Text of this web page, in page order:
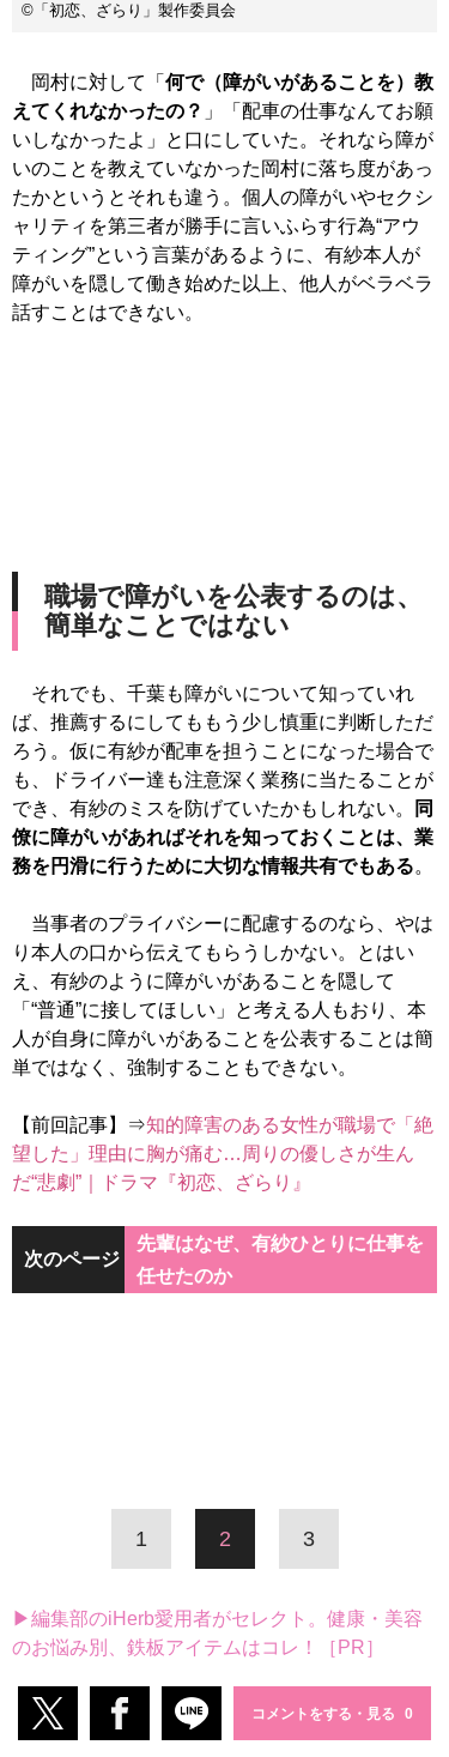
©「初恋、ざらり」製作委員会
岡村に対して「 何で（障がいがあることを）教
えてくれなかったの？ 」「配車の仕事なんてお願
いしなかったよ」と口にしていた。それなら障が
いのことを教えていなかった岡村に落ち度があっ
たかというとそれも違う。個人の障がいやセクシ
ャリティを第三者が勝手に言いふらす行為“アウ
ティング”という言葉があるように、有紗本人が
障がいを隠して働き始めた以上、他人がベラベラ
話すことはできない。
職場で障がいを公表するのは、
簡単なことではない
それでも、千葉も障がいについて知っていれ
ば、推薦するにしてももう少し慎重に判断しただ
ろう。仮に有紗が配車を担うことになった場合で
も、ドライバー達も注意深く業務に当たることが
でき、有紗のミスを防げていたかもしれない。
同
僚に障がいがあればそれを知っておくことは、業
務を円滑に行うために大切な情報共有でもある。
当事者のプライバシーに配慮するのなら、やは
り本人の口から伝えてもらうしかない。とはい
え、有紗のように障がいがあることを隠して
「“普通”に接してほしい」と考える人もおり、本
人が自身に障がいがあることを公表することは簡
単ではなく、強制することもできない。
【前回記事】⇒知的障害のある女性が職場で「絶
望した」理由に胸が痛む…周りの優しさが生ん
だ“悲劇”｜ドラマ『初恋、ざらり』
次のページ
先輩はなぜ、有紗ひとりに仕事を
任せたのか
1 2 3
▶編集部のiHerb愛用者がセレクト。健康・美容
のお悩み別、鉄板アイテムはコレ！［PR］
コメントをする・見る